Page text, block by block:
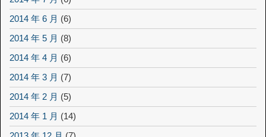
2014 年 6 月 (6)
2014 年 5 月 (8)
2014 年 4 月 (6)
2014 年 3 月 (7)
2014 年 2 月 (5)
2014 年 1 月 (14)